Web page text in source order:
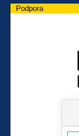
Podpora